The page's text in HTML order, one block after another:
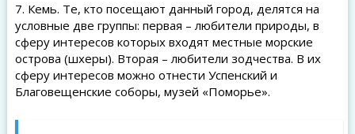
7. Кемь. Те, кто посещают данный город, делятся на
условные две группы: первая – любители природы, в
сферу интересов которых входят местные морские
острова (шхеры). Вторая – любители зодчества. В их
сферу интересов можно отнести Успенский и
Благовещенские соборы, музей «Поморье».